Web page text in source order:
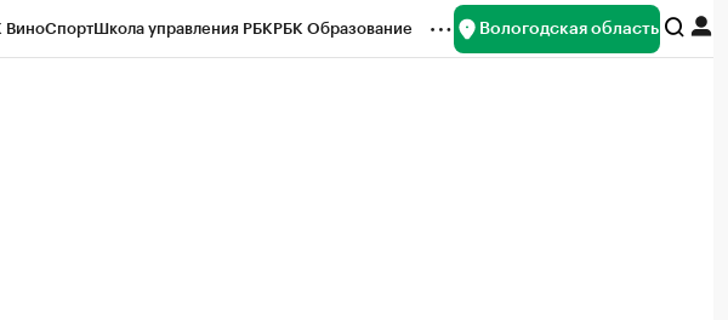
ВиноСпортШкола управления РБКРБК Образование Вологодская область